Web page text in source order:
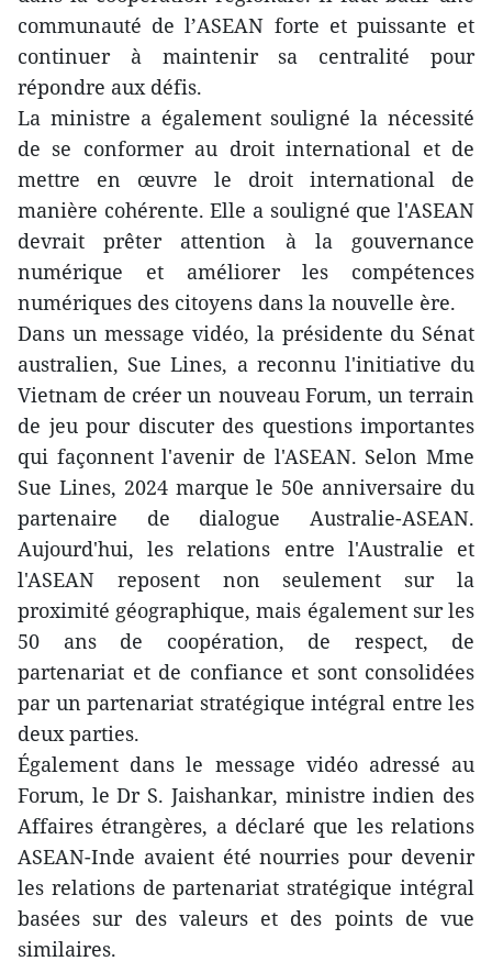
communauté de l’ASEAN forte et puissante et
continuer à maintenir sa centralité pour
répondre aux défis.
La ministre a également souligné la nécessité
de se conformer au droit international et de
mettre en œuvre le droit international de
manière cohérente. Elle a souligné que l'ASEAN
devrait prêter attention à la gouvernance
numérique et améliorer les compétences
numériques des citoyens dans la nouvelle ère.
Dans un message vidéo, la présidente du Sénat
australien, Sue Lines, a reconnu l'initiative du
Vietnam de créer un nouveau Forum, un terrain
de jeu pour discuter des questions importantes
qui façonnent l'avenir de l'ASEAN. Selon Mme
Sue Lines, 2024 marque le 50e anniversaire du
partenaire de dialogue Australie-ASEAN.
Aujourd'hui, les relations entre l'Australie et
l'ASEAN reposent non seulement sur la
proximité géographique, mais également sur les
50 ans de coopération, de respect, de
partenariat et de confiance et sont consolidées
par un partenariat stratégique intégral entre les
deux parties.
Également dans le message vidéo adressé au
Forum, le Dr S. Jaishankar, ministre indien des
Affaires étrangères, a déclaré que les relations
ASEAN-Inde avaient été nourries pour devenir
les relations de partenariat stratégique intégral
basées sur des valeurs et des points de vue
similaires.